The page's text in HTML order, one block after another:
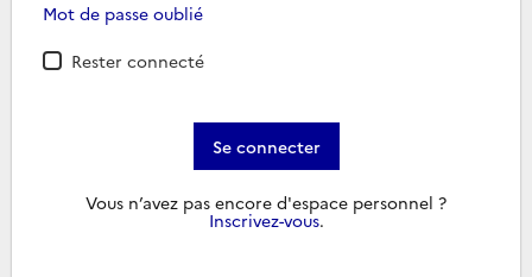
Mot de passe oublié
Rester connecté
Se connecter
Vous n’avez pas encore d'espace personnel ?
Inscrivez-vous.